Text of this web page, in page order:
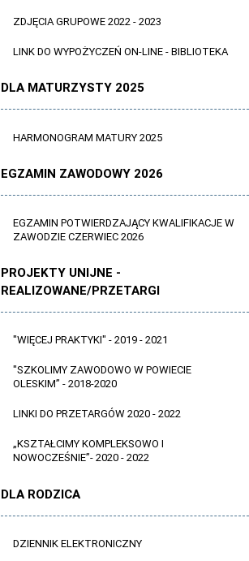
ZDJĘCIA GRUPOWE 2022 - 2023
LINK DO WYPOŻYCZEŃ ON-LINE - BIBLIOTEKA
DLA MATURZYSTY 2025
HARMONOGRAM MATURY 2025
EGZAMIN ZAWODOWY 2026
EGZAMIN POTWIERDZAJĄCY KWALIFIKACJE W
ZAWODZIE CZERWIEC 2026
PROJEKTY UNIJNE -
REALIZOWANE/PRZETARGI
"WIĘCEJ PRAKTYKI" - 2019 - 2021
"SZKOLIMY ZAWODOWO W POWIECIE
OLESKIM” - 2018-2020
LINKI DO PRZETARGÓW 2020 - 2022
„KSZTAŁCIMY KOMPLEKSOWO I
NOWOCZEŚNIE”- 2020 - 2022
DLA RODZICA
DZIENNIK ELEKTRONICZNY